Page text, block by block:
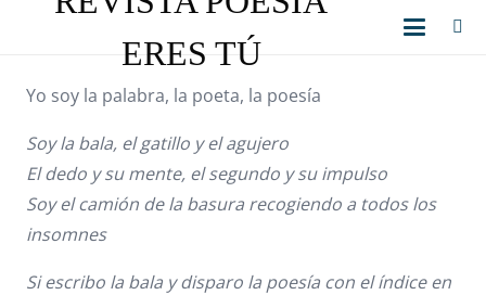
ERES TÚ
Yo soy la palabra, la poeta, la poesía
Soy la bala, el gatillo y el agujero
El dedo y su mente, el segundo y su impulso
Soy el camión de la basura recogiendo a todos los
insomnes
Si escribo la bala y disparo la poesía con el índice en